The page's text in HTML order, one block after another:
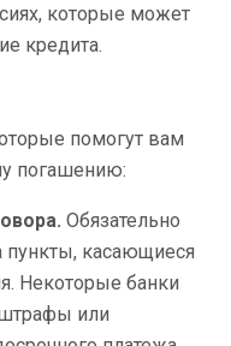
которые может
кредита.
помогут вам
погашению:
Обязательно
пункты, касающиеся
Некоторые банки
штрафы или